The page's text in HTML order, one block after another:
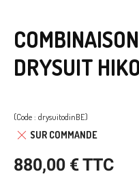
DRYSUIT
(Code : drysuitodinBE)
SUR COMMANDE
880,00 € TTC